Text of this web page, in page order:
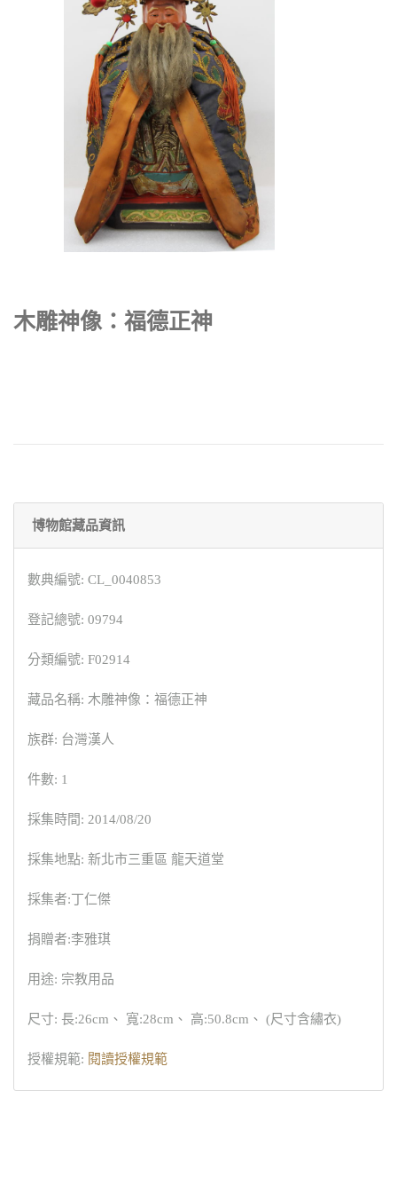
木雕神像：福德正神
博物館藏品資訊
數典編號: CL_0040853
登記總號: 09794
分類編號: F02914
藏品名稱: 木雕神像：福德正神
族群: 台灣漢人
件數: 1
採集時間: 2014/08/20
採集地點: 新北市三重區 龍天道堂
採集者:丁仁傑
捐贈者:李雅琪
用途: 宗教用品
尺寸: 長:26cm、 寬:28cm、 高:50.8cm、 (尺寸含繡衣)
授權規範: 閱讀授權規範